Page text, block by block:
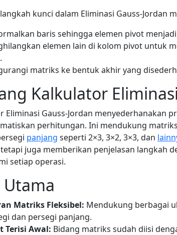
kunci dalam Eliminasi Gauss-Jordan
baris sehingga elemen pivot menjadi
elemen lain di kolom pivot untuk
matriks ke bentuk akhir yang
Kalkulator
Eliminasi Gauss-Jordan menyederhanakan
perhitungan. Ini mendukung
panjang seperti 2×3, 3×2, 3×3, dan
juga memberikan penjelasan langkah
setiap operasi.
Matriks Fleksibel: Mendukung berbagai
dan persegi panjang.
Terisi Awal: Bidang matriks sudah diisi